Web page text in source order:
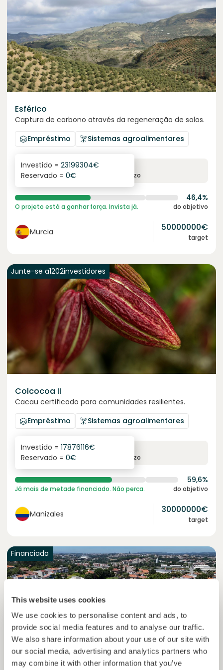
This website uses cookies
We use cookies to personalise content and ads, to
provide social media features and to analyse our traffic.
We also share information about your use of our site with
our social media, advertising and analytics partners who
may combine it with other information that you’ve
Esférico
Captura de carbono através da regeneração de solos.
Empréstimo
Sistemas agroalimentares
6.3%
juro anual prazo
Investido = 23199304€
Reservado = 0€
46,4%
O projeto está a ganhar força. Invista já. do objetivo
Murcia 50000000€
target
Junte-se a1202investidores
Colcocoa II
Cacau certificado para comunidades resilientes.
Empréstimo
Sistemas agroalimentares
6.1%
juro anual prazo
Investido = 17876116€
Reservado = 0€
59,6%
Já mais de metade financiado. Não perca. do objetivo
Manizales 30000000€
target
Financiado